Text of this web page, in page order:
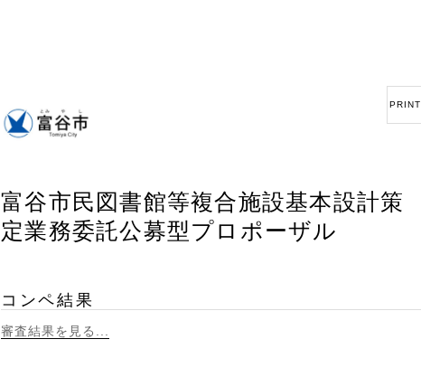
PRINT
富谷市民図書館等複合施設基本設計策
定業務委託公募型プロポーザル
コンペ結果
審査結果を見る...